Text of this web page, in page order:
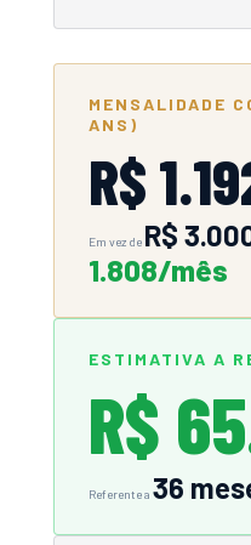
MENSALIDADE
ANS)
R$
Em vez de R$
1.808/mês
ESTIMATIVA A
R$
Referente a 36